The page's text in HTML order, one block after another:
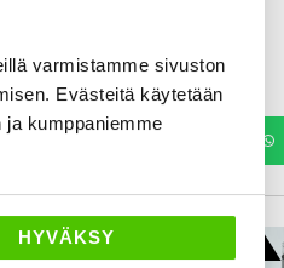
varmistamme sivuston
Evästeitä käytetään
kumppaniemme
HYVÄKSY
660 € / kk
KATSO TIEDOT
2,99 % + kulut